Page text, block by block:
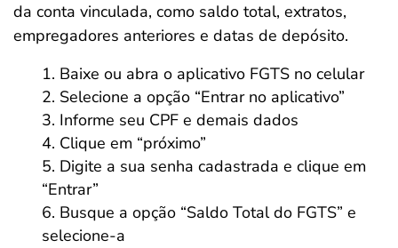
da conta vinculada, como saldo total, extratos,
empregadores anteriores e datas de depósito.
Baixe ou abra o aplicativo FGTS no celular
Selecione a opção “Entrar no aplicativo”
Informe seu CPF e demais dados
Clique em “próximo”
Digite a sua senha cadastrada e clique em
“Entrar”
Busque a opção “Saldo Total do FGTS” e
selecione-a